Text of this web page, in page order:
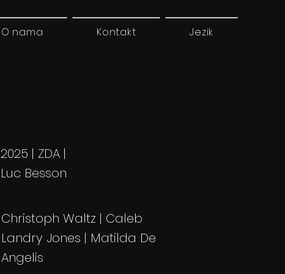
O nama Kontakt Jezik
2025 | ZDA |
Luc Besson
Christoph Waltz | Caleb
Landry Jones | Matilda De
Angelis